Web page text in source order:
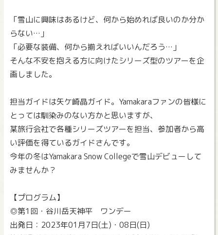
「雪山に興味はあるけど、何から始めれば良いのか分か
らない…」
「必要な装備、何から揃えればいいんだろう…」
そんな不安を抱える方に向けたシリーズ型のツアーを企
画しました。
担当ガイドは矢ケ崎晶ガイド。Yamakaraファンの皆様に
とっては馴染みのない方かと思いますが、
某旅行会社で各種シリーズツアーを担当、参加者から高
い評価を得ているガイドさんです。
今年の冬はYamakara Snow Collegeで雪山デビューして
みませんか？
【プログラム】
◎第1回・谷川岳天神平 ワンデー
出発日：2023年01月7日(土)・08日(日)